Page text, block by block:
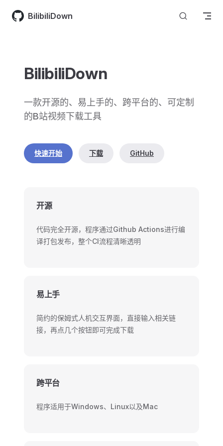
Skip to content
BilibiliDown
BilibiliDown
一款开源的、易上手的、跨平台的、可定制
的B站视频下载工具
快速开始 下载 GitHub
开源
代码完全开源，程序通过Github Actions进行编
译打包发布，整个CI流程清晰透明
易上手
简约的保姆式人机交互界面，直接输入相关链
接，再点几个按钮即可完成下载
跨平台
程序适用于Windows、Linux以及Mac